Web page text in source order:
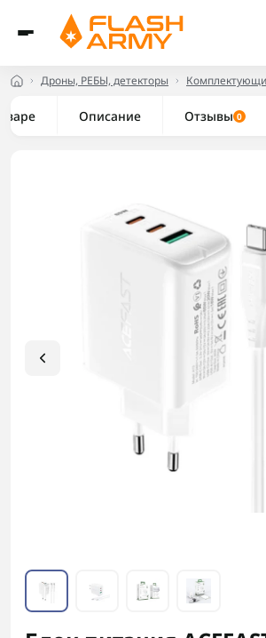
Дроны, РЕБЫ, детекторы
Описание Отзывы 0